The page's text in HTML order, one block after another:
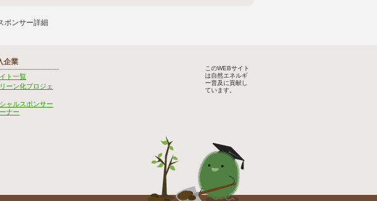
ポンサー詳細
企業
ト一覧
ーン化プロジェ
ャルスポンサー
ナー
このWEBサイト
は自然エネルギ
ー普及に貢献し
ています。